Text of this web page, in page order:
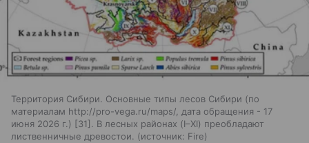
Территория Сибири. Основные типы лесов Сибири (по
материалам http://pro-vega.ru/maps/, дата обращения - 17
июня 2026 г.) [31]. В лесных районах (I–XI) преобладают
лиственничные древостои.
источник: Fire